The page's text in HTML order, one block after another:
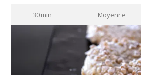
30 min Moyenne